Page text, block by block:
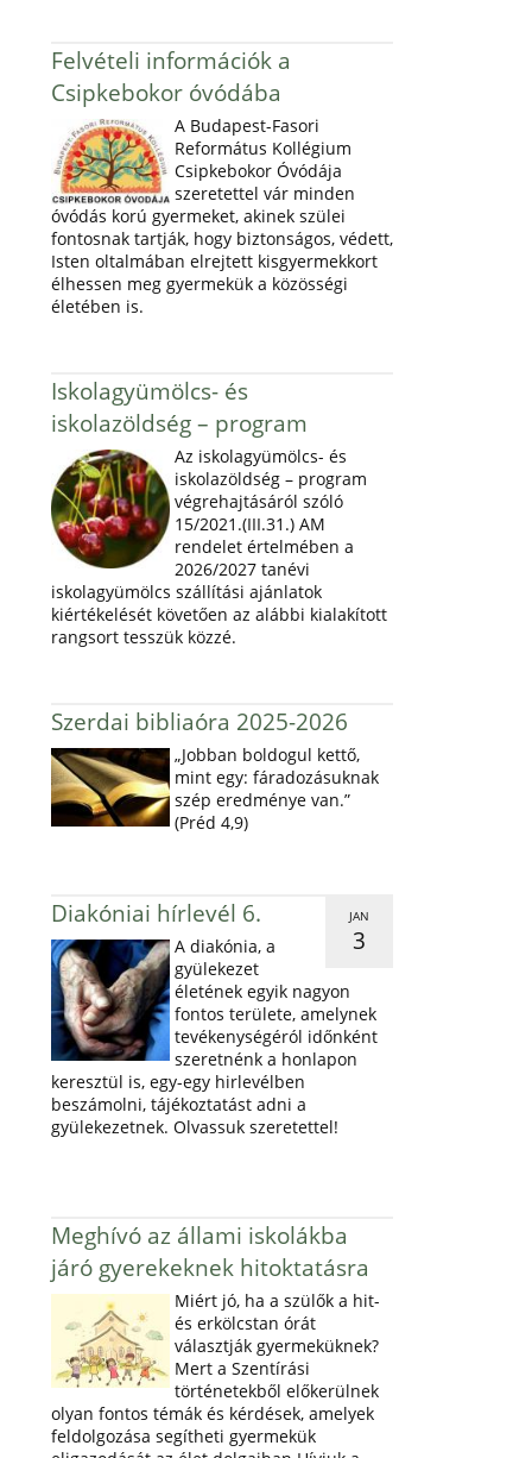
Felvételi információk a
Csipkebokor óvódába
A Budapest-Fasori
Református Kollégium
Csipkebokor Óvódája
szeretettel vár minden
óvódás korú gyermeket, akinek szülei
fontosnak tartják, hogy biztonságos, védett,
Isten oltalmában elrejtett kisgyermekkort
élhessen meg gyermekük a közösségi
életében is.
Iskolagyümölcs- és
iskolazöldség – program
Az iskolagyümölcs- és
iskolazöldség – program
végrehajtásáról szóló
15/2021.(III.31.) AM
rendelet értelmében a
2026/2027 tanévi
iskolagyümölcs szállítási ajánlatok
kiértékelését követően az alábbi kialakított
rangsort tesszük közzé.
Szerdai bibliaóra 2025-2026
„Jobban boldogul kettő,
mint egy: fáradozásuknak
szép eredménye van.”
(Préd 4,9)
JAN
3
Diakóniai hírlevél 6.
A diakónia, a
gyülekezet
életének egyik nagyon
fontos területe, amelynek
tevékenységéról időnként
szeretnénk a honlapon
keresztül is, egy-egy hirlevélben
beszámolni, tájékoztatást adni a
gyülekezetnek. Olvassuk szeretettel!
Meghívó az állami iskolákba
járó gyerekeknek hitoktatásra
Miért jó, ha a szülők a hit-
és erkölcstan órát
választják gyermeküknek?
Mert a Szentírási
történetekből előkerülnek
olyan fontos témák és kérdések, amelyek
feldolgozása segítheti gyermekük